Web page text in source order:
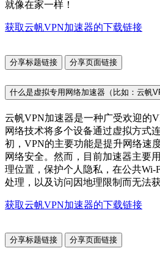
就像在家一样！
获取云帆VPN加速器的下载链接
分享标题链接 分享页面链接
什么是虚拟专用网络加速器（比如：云帆
云帆VPN加速器是一种广受欢迎的
网络技术将多个设备通过虚拟方式
初，VPN的主要功能是提升网络速
网络安全。然而，目前加速器主要
理位置，保护个人隐私，在公共Wi-
处理，以及访问因地理限制而无法
获取云帆VPN加速器的下载链接
分享标题链接 分享页面链接